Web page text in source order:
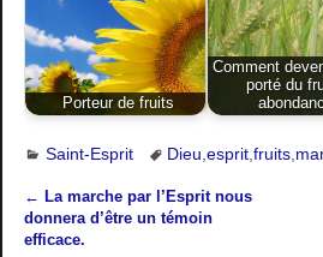
Porteur de fruits
Comment
porté du
Saint-Esprit Dieu esprit, fruits,
Navigation des articles
← La marche par l’Esprit nous
donnera d’être un témoin
efficace.